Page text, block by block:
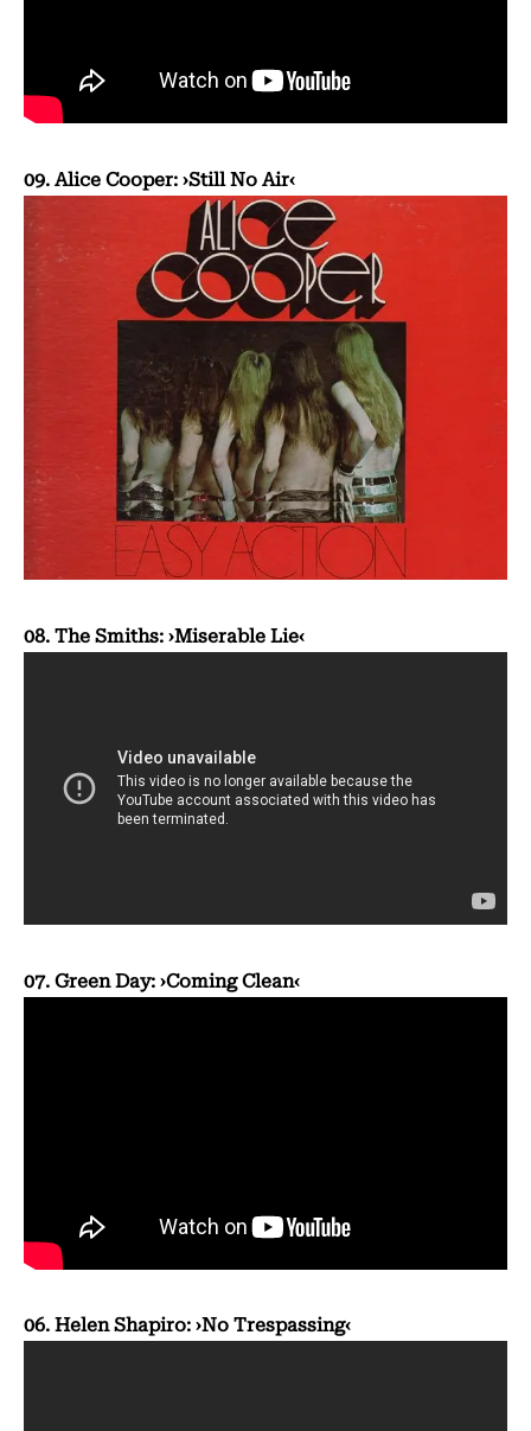
09. Alice Cooper: ›Still No Air‹
08. The Smiths: ›Miserable Lie‹
07. Green Day: ›Coming Clean‹
06. Helen Shapiro: ›No Trespassing‹